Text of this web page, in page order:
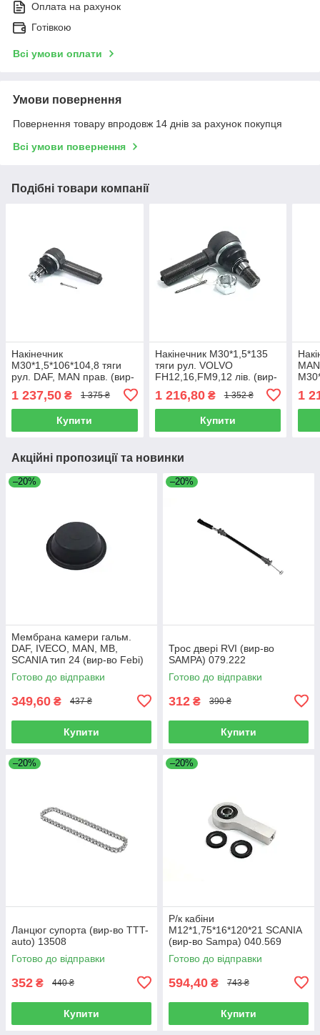
Оплата на рахунок
Готівкою
Всі умови оплати
Умови повернення
Повернення товару впродовж 14 днів за рахунок покупця
Всі умови повернення
Подібні товари компанії
Накінечник
М30*1,5*106*104,8 тяги
рул. DAF, MAN прав. (вир-
1 237,50 ₴ 1 375 ₴
Купити
Накінечник М30*1,5*135
тяги рул. VOLVO
FH12,16,FM9,12 лів. (вир-
1 216,80₴ 1 352 ₴
Купити
1
Акційні пропозиції та новинки
–20%
Мембрана камери гальм.
DAF, IVECO, MAN, MB,
SCANIA тип 24 (вир-во Febi)
07103
Готово до відправки
349,60 ₴ 437 ₴
Купити
–20%
Трос двері RVI (вир-во
SAMPA) 079.222
Готово до відправки
312 ₴ 390 ₴
Купити
–20%
Ланцюг супорта (вир-во TTT-
auto) 13508
Готово до відправки
352 ₴ 440 ₴
Купити
–20%
Р/к кабіни
M12*1,75*16*120*21 SCANIA
(вир-во Sampa) 040.569
Готово до відправки
594,40 ₴ 743 ₴
Купити